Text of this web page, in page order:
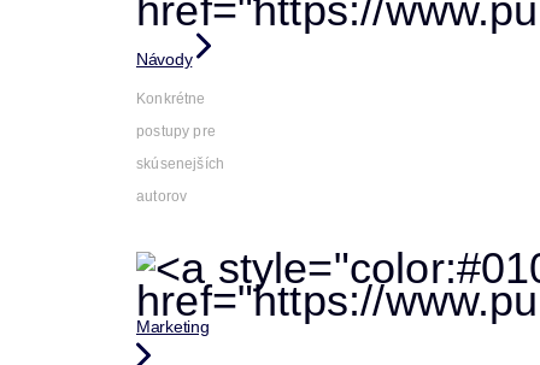
Návody
Konkrétne
postupy pre
skúsenejších
autorov
Marketing